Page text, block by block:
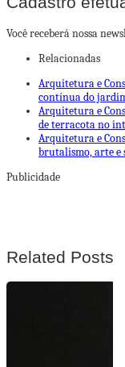
Você receberá nossa
Relacionadas
Arquitetura e
contínua do
Arquitetura e
de terracota no
Arquitetura e
brutalismo, arte e
Publicidade
Related Posts